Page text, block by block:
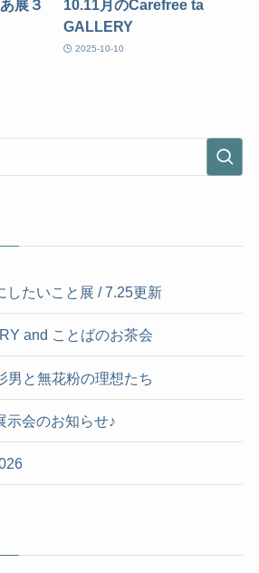
展３
10.11月のCarefree ta
GALLERY
2025-10-10
したいこと展 / 7.25更新
and ことばのお茶会
男と無花粉の理想たち
示会のお知らせ♪